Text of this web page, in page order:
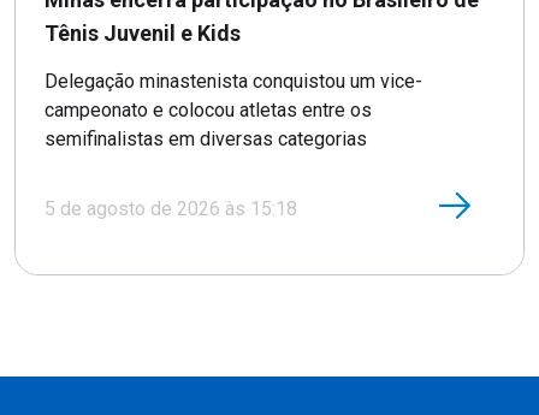
Tênis Juvenil e Kids
Delegação minastenista conquistou um vice-
campeonato e colocou atletas entre os
semifinalistas em diversas categorias
5 de agosto de 2026 às 15:18